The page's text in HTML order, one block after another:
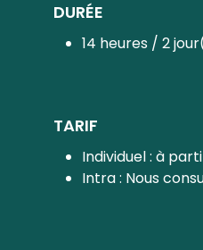
DURÉE
14 heures / 2
TARIF
Individuel : à
Intra : Nous